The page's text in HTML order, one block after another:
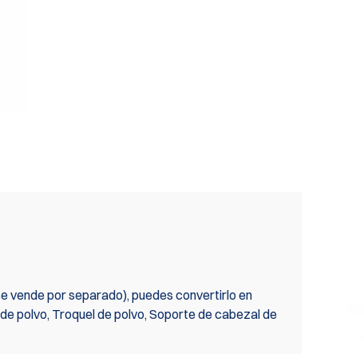
vende por separado), puedes convertirlo en
polvo, Troquel de polvo, Soporte de cabezal de